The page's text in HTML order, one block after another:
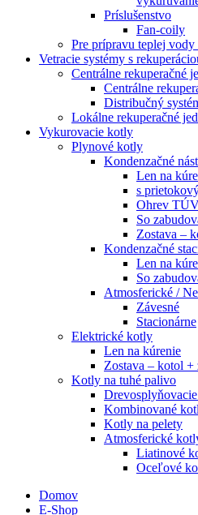
Príslušenstvo
Fan-coily
Pre prípravu teplej vody
Vetracie systémy s
Centrálne rekuperačné
Centrálne
Distribučný
Lokálne rekuperačné
Vykurovacie kotly
Plynové kotly
Kondenzačné
Len na
s
Ohrev
So
Zostava –
Kondenzačné
Len na
So
Atmosferické /
Závesné
Stacionárne
Elektrické kotly
Len na kúrenie
Zostava – kotol +
Kotly na tuhé palivo
Kombinované
Kotly na pelety
Atmosferické
Liatinové
Oceľové
Domov
E-Shop